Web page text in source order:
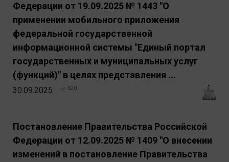
Федерации от 19.09.2025 № 1443 "О
применении мобильного приложения
федеральной государственной
информационной системы "Единый портал
государственных и муниципальных услуг
(функций)" в целях представления ...
30.09.2025 620
Постановление Правительства Российской
Федерации от 12.09.2025 № 1409 "О внесении
изменений в постановление Правительства